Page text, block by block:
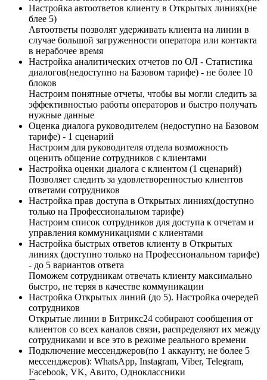
Настройка автоответов клиенту в Открытых линиях(не
блее 5)
Автоответы позволят удерживать клиента на линии в
случае большой загруженности оператора или контакта
в нерабочее время
Настройка аналитических отчетов по ОЛ - Статистика
диалогов(недоступно на Базовом тарифе) - не более 10
блоков
Настроим понятные отчеты, чтобы вы могли следить за
эффективностью работы операторов и быстро получать
нужные данные
Оценка диалога руководителем (недоступно на Базовом
тарифе) - 1 сценарий
Настроим для руководителя отдела возможность
оценить общение сотрудников с клиентами
Настройка оценки диалога с клиентом (1 сценарий)
Позволяет следить за удовлетворенностью клиентов
ответами сотрудников
Настройка прав доступа в Открытых линиях(доступно
только на Профессиональном тарифе)
Настроим список сотрудников для доступа к отчетам и
управления коммуникациями с клиентами
Настройка быстрых ответов клиенту в Открытых
линиях (доступно только на Профессиональном тарифе)
- до 5 вариантов ответа
Поможем сотрудникам отвечать клиенту максимально
быстро, не теряя в качестве коммуникации
Настройка Открытых линий (до 5). Настройка очередей
сотрудников
Открытые линии в Битрикс24 собирают сообщения от
клиентов со всех каналов связи, распределяют их между
сотрудниками и все это в режиме реального времени
Подключение мессенджеров(по 1 аккаунту, не более 5
мессенджеров): WhatsApp, Instagram, Viber, Telegram,
Facebook, VK, Авито, Одноклассники